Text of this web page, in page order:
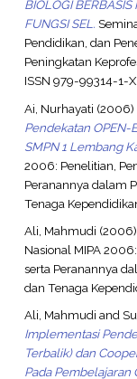
BIOLOGI
FUNGSI SEL.
Pendidikan, dan
Peningkatan
ISSN 979-99314-1-X
Ai, Nurhayati (2006)
Pendekatan OPEN-
SMPN 1 Lembang
2006: Penelitian,
Peranannya dalam
Tenaga
Ali, Mahmudi (2006)
Nasional MIPA
serta Peranannya
dan Tenaga
Ali, Mahmudi and
Implementasi
Terbalik) dan
Pada